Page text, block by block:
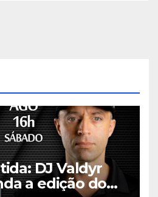
DJ Valdyr
a edição do